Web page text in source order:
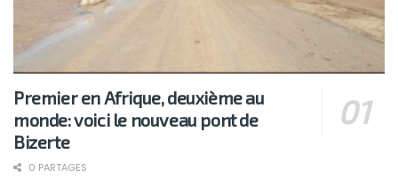
Premier en Afrique, deuxième au
monde: voici le nouveau pont de
Bizerte
0 PARTAGES